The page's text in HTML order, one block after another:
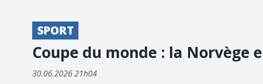
SPORT
Coupe du monde : la Norvège
30.06.2026 21h04